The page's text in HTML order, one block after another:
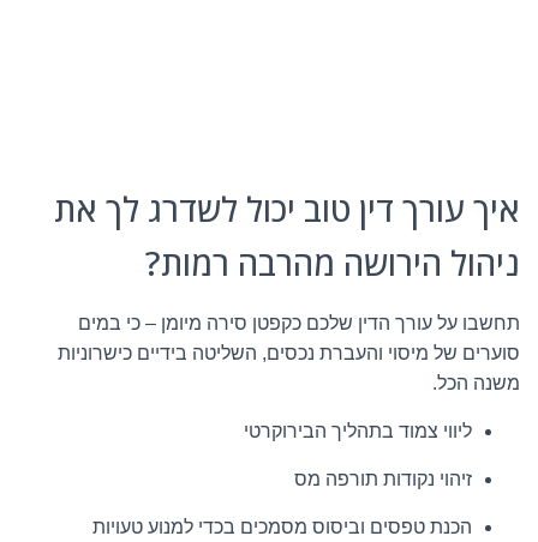
איך עורך דין טוב יכול לשדרג לך את
ניהול הירושה מהרבה רמות?
תחשבו על עורך הדין שלכם כקפטן סירה מיומן – כי במים
סוערים של מיסוי והעברת נכסים, השליטה בידיים כישרוניות
משנה הכל.
ליווי צמוד בתהליך הבירוקרטי
זיהוי נקודות תורפה מס
הכנת טפסים וביסוס מסמכים בכדי למנוע טעויות